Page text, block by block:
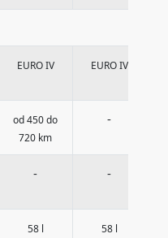
EURO IV EURO IV
od 450 do
720 km
-
- -
58 l 58 l